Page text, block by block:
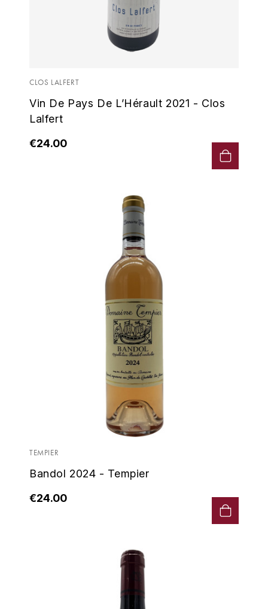
CLOS LALFERT
Vin De Pays De L’Hérault 2021 - Clos
Lalfert
€24.00
TEMPIER
Bandol 2024 - Tempier
€24.00